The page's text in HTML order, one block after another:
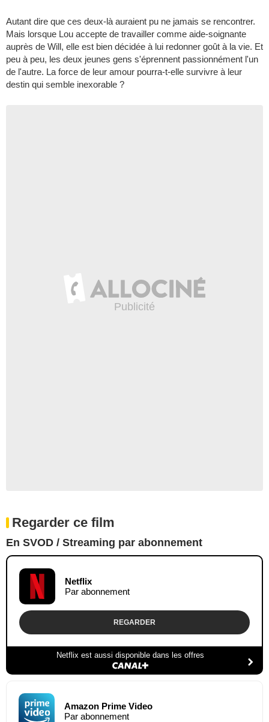
Autant dire que ces deux-là auraient pu ne jamais se rencontrer.
Mais lorsque Lou accepte de travailler comme aide-soignante
auprès de Will, elle est bien décidée à lui redonner goût à la vie. Et
peu à peu, les deux jeunes gens s'éprennent passionnément l'un
de l'autre. La force de leur amour pourra-t-elle survivre à leur
destin qui semble inexorable ?
Regarder ce film
En SVOD / Streaming par abonnement
Netflix
Par abonnement
REGARDER
Netflix est aussi disponible dans les offres
Amazon Prime Video
Par abonnement